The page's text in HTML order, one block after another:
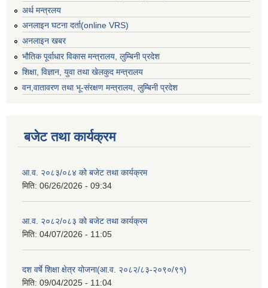
अर्थ मन्त्रलय
अनलाइन घटना दर्ता(online VRS)
अनलाइन खबर
भौतिक पूर्वाधार विकास मन्त्रालय, लुम्बिनी प्रदेश
शिक्षा, विज्ञान, युवा तथा खेलकुद मन्‍‍त्रालय
वन,वातावरण तथा भू-संरक्षण मन्त्रालय, लुम्बिनी प्रदेश
बजेट तथा कार्यक्रम
आ.व. २०८३/०८४ को बजेट तथा कार्यक्रम
मिति: 06/26/2026 - 09:34
आ.व. २०८२/०८३ को बजेट तथा कार्यक्रम
मिति: 04/07/2026 - 11:05
दश वर्षे शिक्षा क्षेत्र योजना(आ.व. २०८२/८३-२०९०/९१)
मिति: 09/04/2025 - 11:04